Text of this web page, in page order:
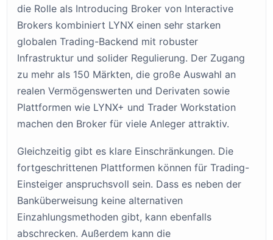
die Rolle als Introducing Broker von Interactive
Brokers kombiniert LYNX einen sehr starken
globalen Trading-Backend mit robuster
Infrastruktur und solider Regulierung. Der Zugang
zu mehr als 150 Märkten, die große Auswahl an
realen Vermögenswerten und Derivaten sowie
Plattformen wie LYNX+ und Trader Workstation
machen den Broker für viele Anleger attraktiv.
Gleichzeitig gibt es klare Einschränkungen. Die
fortgeschrittenen Plattformen können für Trading-
Einsteiger anspruchsvoll sein. Dass es neben der
Banküberweisung keine alternativen
Einzahlungsmethoden gibt, kann ebenfalls
abschrecken. Außerdem kann die